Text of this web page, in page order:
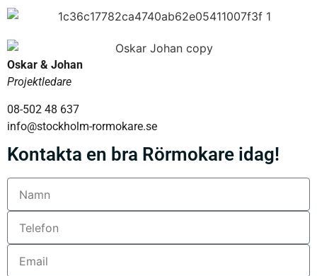
Oskar & Johan
Projektledare
08-502 48 637
info@stockholm-rormokare.se
Kontakta en bra Rörmokare idag!